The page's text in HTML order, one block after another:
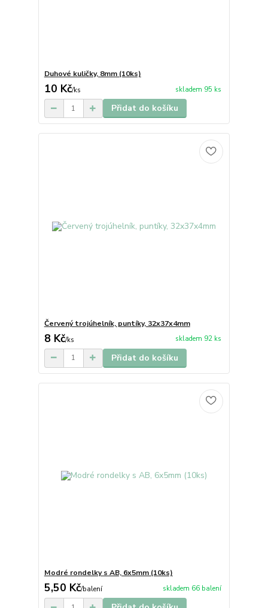
Duhové kuličky, 8mm (10ks)
10 Kč/ks skladem 95 ks
Přidat do košíku
Červený trojúhelník, puntíky, 32x37x4mm
8 Kč/ks skladem 92 ks
Přidat do košíku
Modré rondelky s AB, 6x5mm (10ks)
5,50 Kč/balení skladem 66 balení